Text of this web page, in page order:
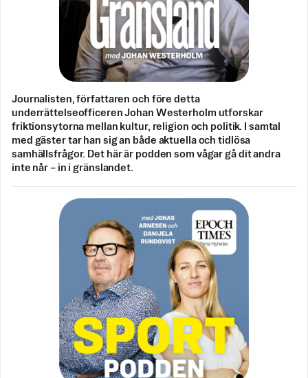
Journalisten, författaren och före detta
underrättelseofficeren Johan Westerholm utforskar
friktionsytorna mellan kultur, religion och politik. I samtal
med gäster tar han sig an både aktuella och tidlösa
samhällsfrågor. Det här är podden som vågar gå dit andra
inte når – in i gränslandet.